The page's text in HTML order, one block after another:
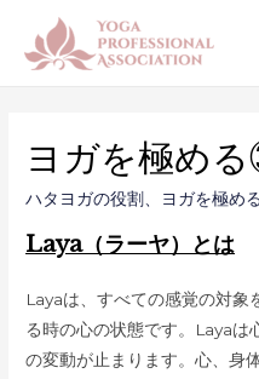
ヨガを極める
ハタヨガの役割 、 ヨガを極め
Laya（ラーヤ）とは
Layaは、すべての感覚の対象
る時の心の状態です。Layaは
の変動が止まります。心、身